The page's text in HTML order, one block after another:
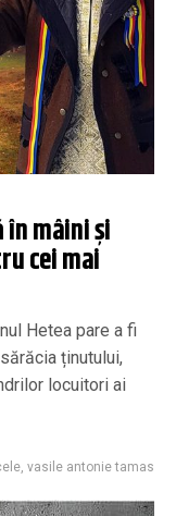
în mâini și
cei mai
Hetea pare a fi
ținutului,
locuitori ai
, vasile antonie tamas